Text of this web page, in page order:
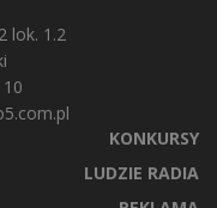
lok. 1.2
KONKURSY
LUDZIE RADIA